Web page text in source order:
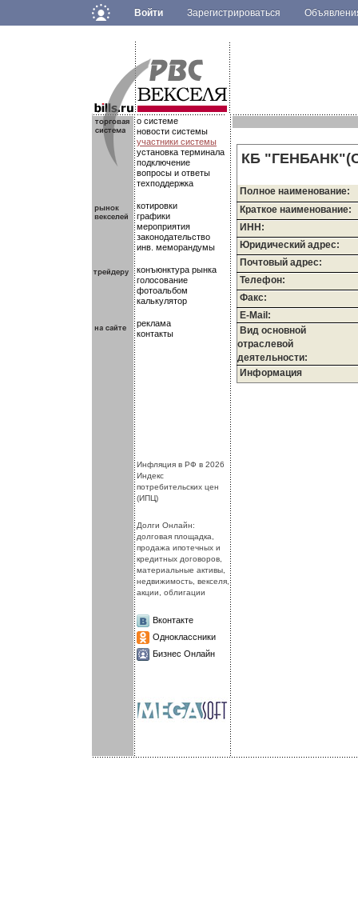
Войти Зарегистрироваться
.
.о системе
новости системы
участники системы
установка терминала
подключение
вопросы и ответы
техподдержка
котировки
графики
мероприятия
законодательство
инв. меморандумы
конъюнктура рынка
голосование
фотоальбом
калькулятор
реклама
контакты
.
КБ
Полное наименование:
Краткое наименование:
ИНН:
Юридический адрес:
Почтовый адрес:
Телефон:
Факс:
E-Mail:
Вид основной
отраслевой
деятельности:
Информация
.Инфляция в РФ в 2026
Индекс
потребительских цен
(ИПЦ)
Долги Онлайн:
долговая площадка,
продажа ипотечных и
кредитных договоров,
материальные активы,
недвижимость, векселя,
акции, облигации
Вконтакте
Одноклассники
Бизнес Онлайн
.